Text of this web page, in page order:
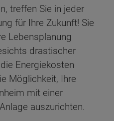
treffen Sie in jeder
für Ihre Zukunft! Sie
Lebensplanung
drastischer
Energiekosten
Möglichkeit, Ihre
mit einer
auszurichten.